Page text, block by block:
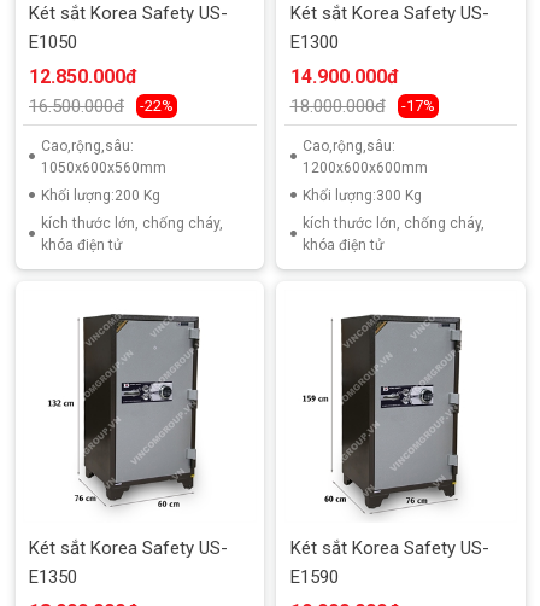
Két sắt Korea Safety US-
E1050
12.850.000đ
16.500.000đ -22%
Cao,rộng,sâu:
1050x600x560mm
Khối lượng:200 Kg
kích thước lớn, chống cháy,
khóa điện tử
Két sắt Korea Safety US-
E1300
14.900.000đ
18.000.000đ -17%
Cao,rộng,sâu:
1200x600x600mm
Khối lượng:300 Kg
kích thước lớn, chống cháy,
khóa điện tử
Két sắt Korea Safety US-
E1350
Két sắt Korea Safety US-
E1590